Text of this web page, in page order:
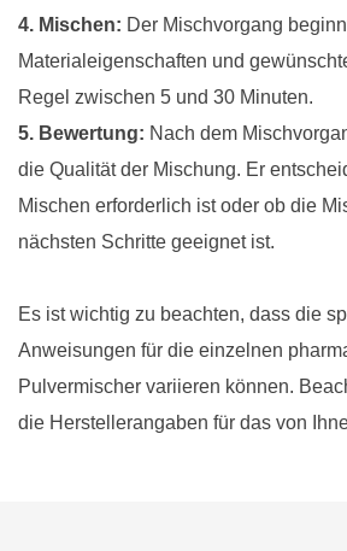
4. Mischen: Der Mischvorgang
Materialeigenschaften und
Regel zwischen 5 und 30 Minuten.
5. Bewertung: Nach dem
die Qualität der Mischung. Er
Mischen erforderlich ist oder ob die
nächsten Schritte geeignet ist.
Es ist wichtig zu beachten, dass die
Anweisungen für die einzelnen
Pulvermischer variieren können.
die Herstellerangaben für das von